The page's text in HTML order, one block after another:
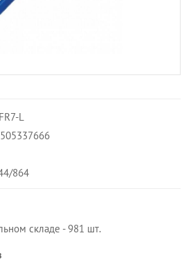
L
864
складе - 981 шт.